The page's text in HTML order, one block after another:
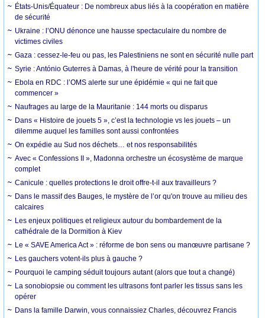
États-Unis/Équateur : De nombreux abus liés à la coopération en matière
de sécurité
Ukraine : l’ONU dénonce une hausse spectaculaire du nombre de
victimes civiles
Gaza : cessez-le-feu ou pas, les Palestiniens ne sont en sécurité nulle part
Syrie : António Guterres à Damas, à l'heure de vérité pour la transition
Ebola en RDC : l’OMS alerte sur une épidémie « qui ne fait que
commencer »
Naufrages au large de la Mauritanie : 144 morts ou disparus
Dans « Histoire de jouets 5 », c’est la technologie vs les jouets – un
dilemme auquel les familles sont aussi confrontées
On expédie au Sud nos déchets… et nos responsabilités
Avec « Confessions II », Madonna orchestre un écosystème de marque
complet
Canicule : quelles protections le droit offre-t-il aux travailleurs ?
Dans le massif des Bauges, le mystère de l’or qu'on trouve au milieu des
calcaires
Les enjeux politiques et religieux autour du bombardement de la
cathédrale de la Dormition à Kiev
Le « SAVE America Act » : réforme de bon sens ou manœuvre partisane ?
Les gauchers votent-ils plus à gauche ?
Pourquoi le camping séduit toujours autant (alors que tout a changé)
La sonobiopsie ou comment les ultrasons font parler les tissus sans les
opérer
Dans la famille Darwin, vous connaissiez Charles, découvrez Francis